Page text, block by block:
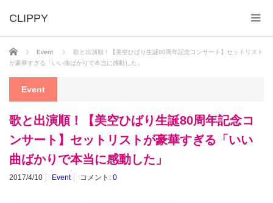
ホーム Event
歌と出演順！【美空ひばり生誕80周年記念コンサート】セットリスト
が豪華すぎる「いい曲ばかりで本当に感動した」
Event
歌と出演順！【美空ひばり生誕80周年記念コ
ンサート】セットリストが豪華すぎる「いい
曲ばかりで本当に感動した」
2017/4/10 Event コメント: 0